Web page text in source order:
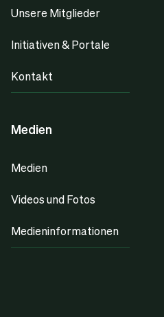
Unsere Mitglieder
Initiativen & Portale
Kontakt
Medien
Medien
Videos und Fotos
Medieninformationen